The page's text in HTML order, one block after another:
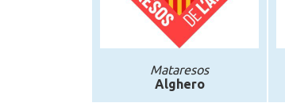
Mataresos
Alghero